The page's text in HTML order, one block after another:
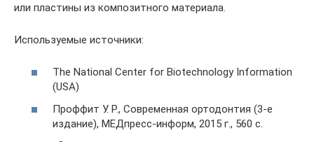
или пластины из композитного материала.
Используемые источники:
The National Center for Biotechnology Information
(USA)
Проффит У. Р., Современная ортодонтия (3-е
издание), МЕДпресс-информ, 2015 г., 560 с.